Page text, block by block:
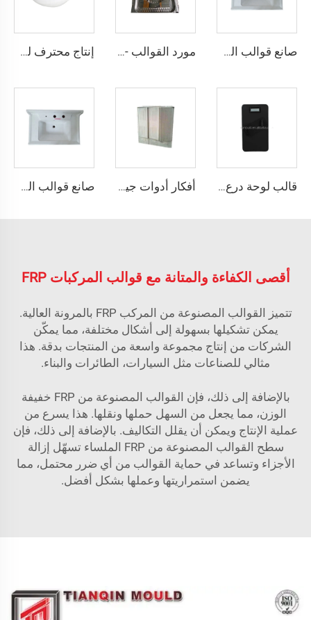
صانع قوالب الحوض FRP مورد القوالب - قالب غطاء فتحة الصرف المضغوط من FRP إنتاج محترف للأحواض الصحية القابلة للغسل باستخدام قوالب FRP وSMC وBMC
قالب لوحة درع UHMWPE، قالب لوحة الوسادة، قوالب تشكيل بالضغط، قالب درع PE، مصنّع القوالب أفكار أدوات جيدة للبيع: قالب صندوق توزيع خزان الصرف الصحي صانع قوالب الحوض FRP
أقصى الكفاءة والمتانة مع قوالب المركبات FRP
تتميز القوالب المصنوعة من المركب FRP بالمرونة العالية.
يمكن تشكيلها بسهولة إلى أشكال مختلفة، مما يمكّن
الشركات من إنتاج مجموعة واسعة من المنتجات بدقة. هذا
مثالي للصناعات مثل السيارات، الطائرات والبناء.
بالإضافة إلى ذلك، فإن القوالب المصنوعة من FRP خفيفة
الوزن، مما يجعل من السهل حملها ونقلها. هذا يسرع من
عملية الإنتاج ويمكن أن يقلل التكاليف. بالإضافة إلى ذلك، فإن
سطح القوالب المصنوعة من FRP الملساء تسهّل إزالة
الأجزاء وتساعد في حماية القوالب من أي ضرر محتمل، مما
يضمن استمراريتها وعملها بشكل أفضل.